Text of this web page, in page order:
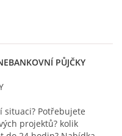
PŮJČKY
situaci? Potřebujete
projektů? kolik